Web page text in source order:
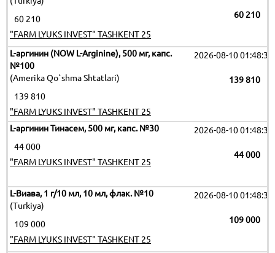
60 210
60 210
"FARM LYUKS INVEST" TASHKENT 25
L-аргинин (NOW L-Arginine), 500 мг, капс.
№100
(Amerika Qo`shma Shtatlari)
2026-08-10 01:48:35
139 810
139 810
"FARM LYUKS INVEST" TASHKENT 25
L-аргинин Тинасем, 500 мг, капс. №30
2026-08-10 01:48:35
44 000
44 000
"FARM LYUKS INVEST" TASHKENT 25
L-Виава, 1 г/10 мл, 10 мл, флак. №10
(Turkiya)
2026-08-10 01:48:35
109 000
109 000
"FARM LYUKS INVEST" TASHKENT 25